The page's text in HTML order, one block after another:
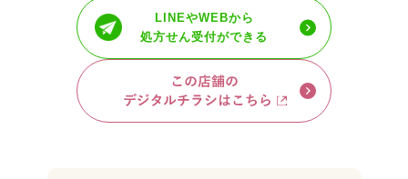
LINEやWEBから
処方せん受付ができる